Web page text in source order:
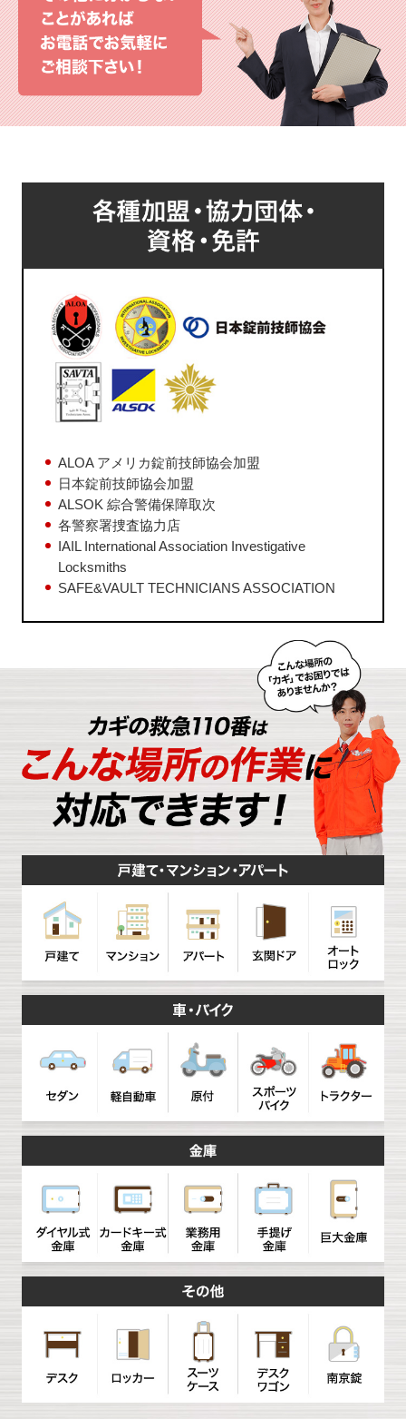
ALOA アメリカ錠前技師協会加盟
日本錠前技師協会加盟
ALSOK 綜合警備保障取次
各警察署捜査協力店
IAIL International Association Investigative
Locksmiths
SAFE&VAULT TECHNICIANS ASSOCIATION